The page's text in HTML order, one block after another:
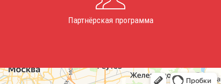
Партнёрская программа